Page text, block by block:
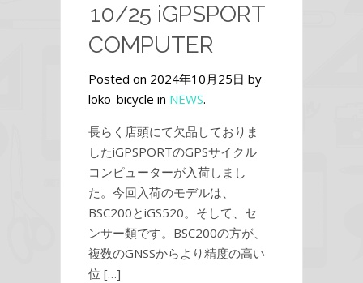
10/25 iGPSPORT
COMPUTER
Posted on 2024年10月25日 by
loko_bicycle in NEWS.
長らく店頭にて欠品しておりま
したiGPSPORTのGPSサイクル
コンピューターが入荷しまし
た。今回入荷のモデルは、
BSC200とiGS520。そして、セ
ンサー類です。BSC200の方が、
複数のGNSSからより精度の高い
位 […]